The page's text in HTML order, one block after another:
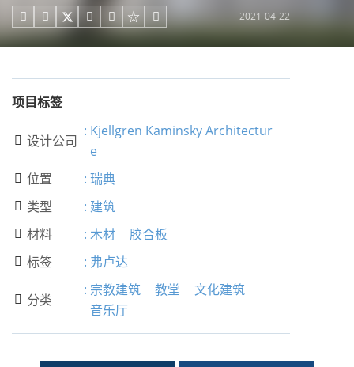
     2021-04-22
项目标签
 设计公司
: Kjellgren Kaminsky Architectur
e
 位置 : 瑞典
 类型 : 建筑
 材料 : 木材 胶合板
 标签 : 弗卢达
 分类
: 宗教建筑 教堂
文化建筑
音乐厅